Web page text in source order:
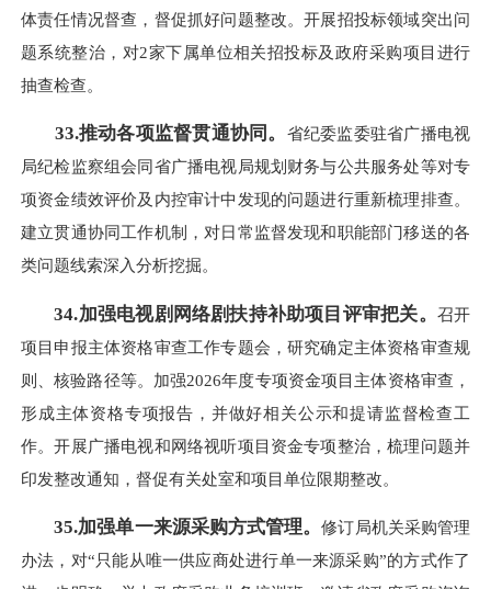
体责任情况督查，督促抓好问题整改。开展招投标领域突出问
题系统整治，对2家下属单位相关招投标及政府采购项目进行
抽查检查。
33.推动各项监督贯通协同。 省纪委监委驻省广播电视
局纪检监察组会同省广播电视局规划财务与公共服务处等对专
项资金绩效评价及内控审计中发现的问题进行重新梳理排查。
建立贯通协同工作机制，对日常监督发现和职能部门移送的各
类问题线索深入分析挖掘。
34.加强电视剧网络剧扶持补助项目评审把关。 召开
项目申报主体资格审查工作专题会，研究确定主体资格审查规
则、核验路径等。加强2026年度专项资金项目主体资格审查，
形成主体资格专项报告，并做好相关公示和提请监督检查工
作。开展广播电视和网络视听项目资金专项整治，梳理问题并
印发整改通知，督促有关处室和项目单位限期整改。
35.加强单一来源采购方式管理。修订局机关采购管理
办法，对“只能从唯一供应商处进行单一来源采购”的方式作了